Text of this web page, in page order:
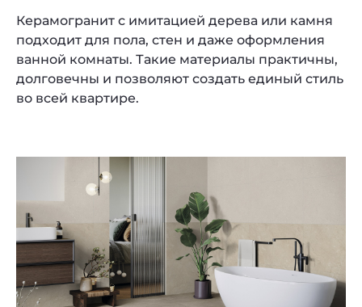
Керамогранит с имитацией дерева или камня
подходит для пола, стен и даже оформления
ванной комнаты. Такие материалы практичны,
долговечны и позволяют создать единый стиль
во всей квартире.